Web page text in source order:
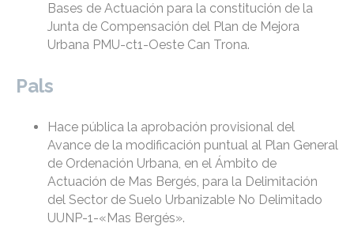
Bases de Actuación para la constitución de la
Junta de Compensación del Plan de Mejora
Urbana PMU-ct1-Oeste Can Trona.
Pals
Hace pública la aprobación provisional del
Avance de la modificación puntual al Plan General
de Ordenación Urbana, en el Ámbito de
Actuación de Mas Bergés, para la Delimitación
del Sector de Suelo Urbanizable No Delimitado
UUNP-1-«Mas Bergés».